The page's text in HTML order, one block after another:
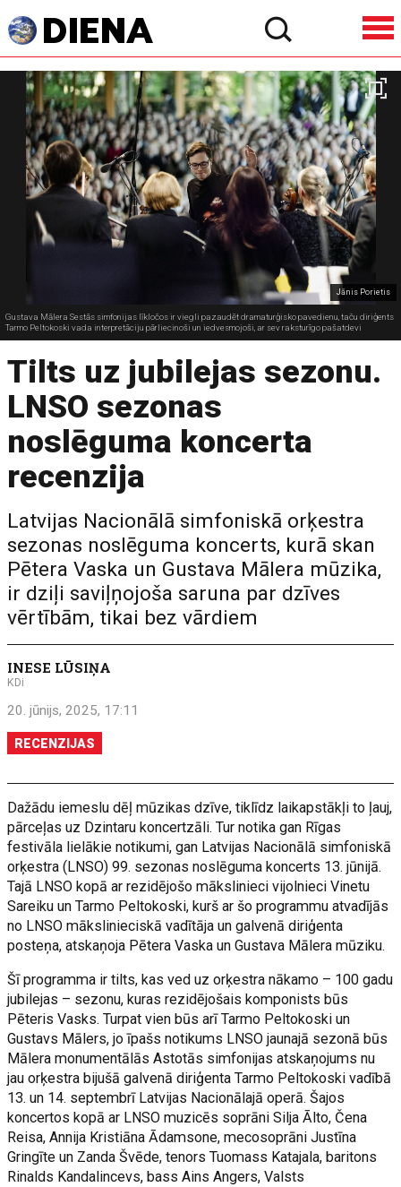
Jānis Porietis
Gustava Mālera Sestās simfonijas līkločos ir viegli pazaudēt dramaturģisko pavedienu, taču diriģents
Tarmo Peltokoski vada interpretāciju pārliecinoši un iedvesmojoši, ar sev raksturīgo pašatdevi
Tilts uz jubilejas sezonu.
LNSO sezonas
noslēguma koncerta
recenzija
Latvijas Nacionālā simfoniskā orķestra
sezonas noslēguma koncerts, kurā skan
Pētera Vaska un Gustava Mālera mūzika,
ir dziļi saviļņojoša saruna par dzīves
vērtībām, tikai bez vārdiem
INESE LŪSIŅA
KDi
20. jūnijs, 2025, 17:11
RECENZIJAS
Dažādu iemeslu dēļ mūzikas dzīve, tiklīdz laikapstākļi to ļauj,
pārceļas uz Dzintaru koncertzāli. Tur notika gan Rīgas
festivāla lielākie notikumi, gan Latvijas Nacionālā simfoniskā
orķestra (LNSO) 99. sezonas noslēguma koncerts 13. jūnijā.
Tajā LNSO kopā ar rezidējošo mākslinieci vijolnieci Vinetu
Sareiku un Tarmo Peltokoski, kurš ar šo programmu atvadījās
no LNSO mākslinieciskā vadītāja un galvenā diriģenta
posteņa, atskaņoja Pētera Vaska un Gustava Mālera mūziku.
Šī programma ir tilts, kas ved uz orķestra nākamo – 100 gadu
jubilejas – sezonu, kuras rezidējošais komponists būs
Pēteris Vasks. Turpat vien būs arī Tarmo Peltokoski un
Gustavs Mālers, jo īpašs notikums LNSO jaunajā sezonā būs
Mālera monumentālās Astotās simfonijas atskaņojums nu
jau orķestra bijušā galvenā diriģenta Tarmo Peltokoski vadībā
13. un 14. septembrī Latvijas Nacionālajā operā. Šajos
koncertos kopā ar LNSO muzicēs soprāni Silja Ālto, Čena
Reisa, Annija Kristiāna Ādamsone, mecosoprāni Justīna
Gringīte un Zanda Švēde, tenors Tuomass Katajala, baritons
Rinalds Kandalincevs, bass Ains Angers, Valsts